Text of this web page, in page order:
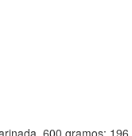
600 gramos: 196.